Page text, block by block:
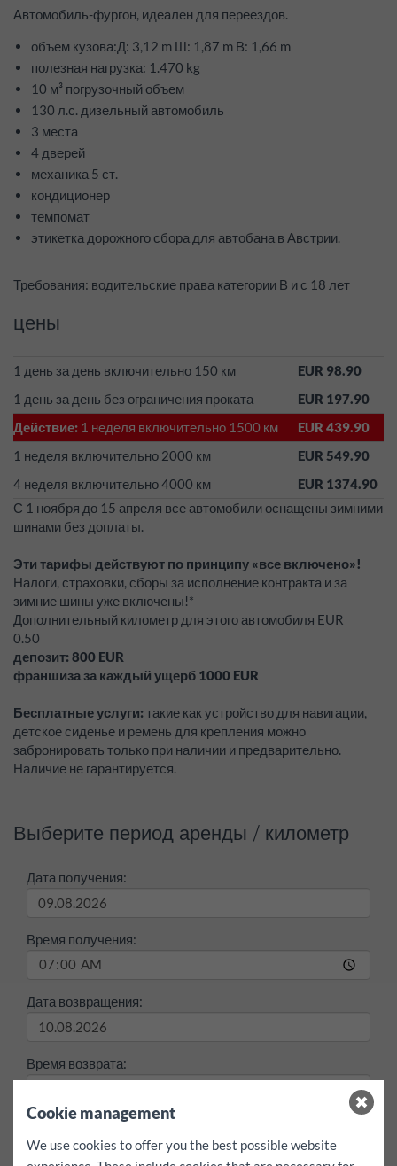
Автомобиль-фургон, идеален для переездов.
объем кузова:Д: 3,12 m Ш: 1,87 m В: 1,66 m
полезная нагрузка: 1.470 kg
10 м³ погрузочный объем
130 л.с. дизельный автомобиль
3 места
4 дверей
механика 5 ст.
кондиционер
темпомат
этикетка дорожного сбора для автобана в Австрии.
Требования: водительские права категории В и с 18 лет
цены
1 день за день включительно 150 км
EUR 98.90
1 день за день без ограничения проката
EUR 197.90
Действие: 1 неделя включительно 1500 км
EUR 439.90
1 неделя включительно 2000 км
EUR 549.90
4 неделя включительно 4000 км
EUR 1374.90
С 1 ноября до 15 апреля все автомобили оснащены зимними
шинами без доплаты.
Эти тарифы действуют по принципу «все включено»!
Налоги, страховки, сборы за исполнение контракта и за
зимние шины уже включены!*
Дополнительный километр для этого автомобиля EUR
0.50
депозит:800 EUR
франшиза за каждый ущерб 1000 EUR
Бесплатные услуги:такие как устройство для навигации,
детское сиденье и ремень для крепления можно
забронировать только при наличии и предварительно.
Наличие не гарантируется.
Выберите период аренды / километр
Дата получения:
Время получения:
Дата возвращения:
Время возврата:
максимум / День
150 km
свободный
Cookie management
We use cookies to offer you the best possible website